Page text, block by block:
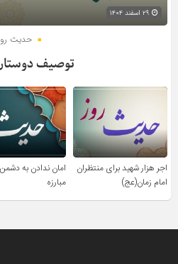
حدیث
توصیف
اجر هزار شهید برای منتظران
امام زمان(عج)
امان ندادن به
مبارزه